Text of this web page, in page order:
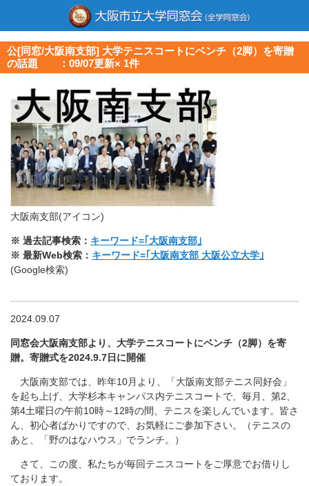
公[同窓/大阪南支部] 大学テニスコートにベンチ（2脚）を寄贈
の話題 ：09/07更新× 1件
大阪南支部(アイコン)
※ 過去記事検索： キーワード=｢大阪南支部｣
※ 最新Web検索： キーワード=｢大阪南支部 大阪公立大学 ｣
(Google検索)
2024.09.07
同窓会大阪南支部より、大学テニスコートにベンチ（2脚）を寄
贈。寄贈式を2024.9.7日に開催
大阪南支部では、昨年10月より、「大阪南支部テニス同好会」
を起ち上げ、大学杉本キャンパス内テニスコートで、毎月、第2、
第4土曜日の午前10時～12時の間、テニスを楽しんでいます。皆さ
ん、初心者ばかりですので、お気軽にご参加下さい。（テニスの
あと、「野のはなハウス」でランチ。）
さて、この度、私たちが毎回テニスコートをご厚意でお借りし
ております。